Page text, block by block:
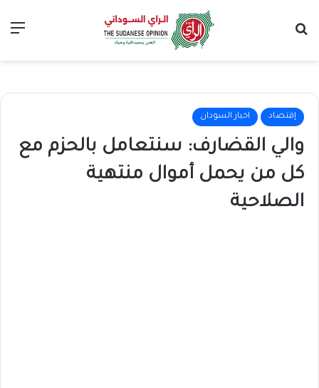
إقتصاد اخبار السودان
والي القضارف: سنتعامل بالحزم مع
كل من يحمل أموال منتهية
الصلاحية